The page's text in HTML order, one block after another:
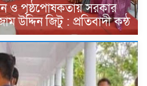
ও পৃষ্ঠপোষকতায় সরকার
উদ্দিন জিটু : প্রতিবাদী কন্ঠ